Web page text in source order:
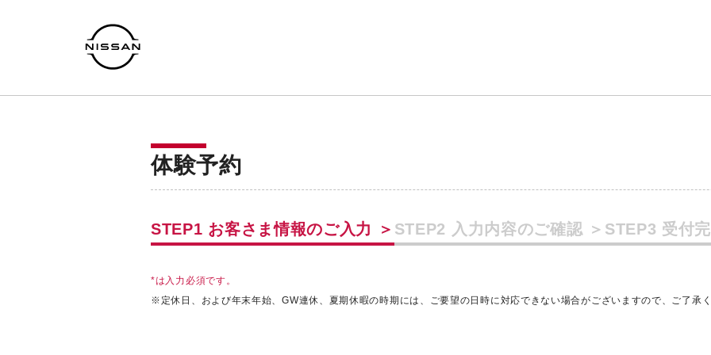
体験予約
STEP1 お客さま情報のご入力 ＞ STEP2 入力内容のご確認 ＞ STEP3 受付
*は入力必須です。
※ 定休日、および年末年始、GW連休、夏期休暇の時期には、ご要望の日時に対応できない場合がございますので、ご了承く